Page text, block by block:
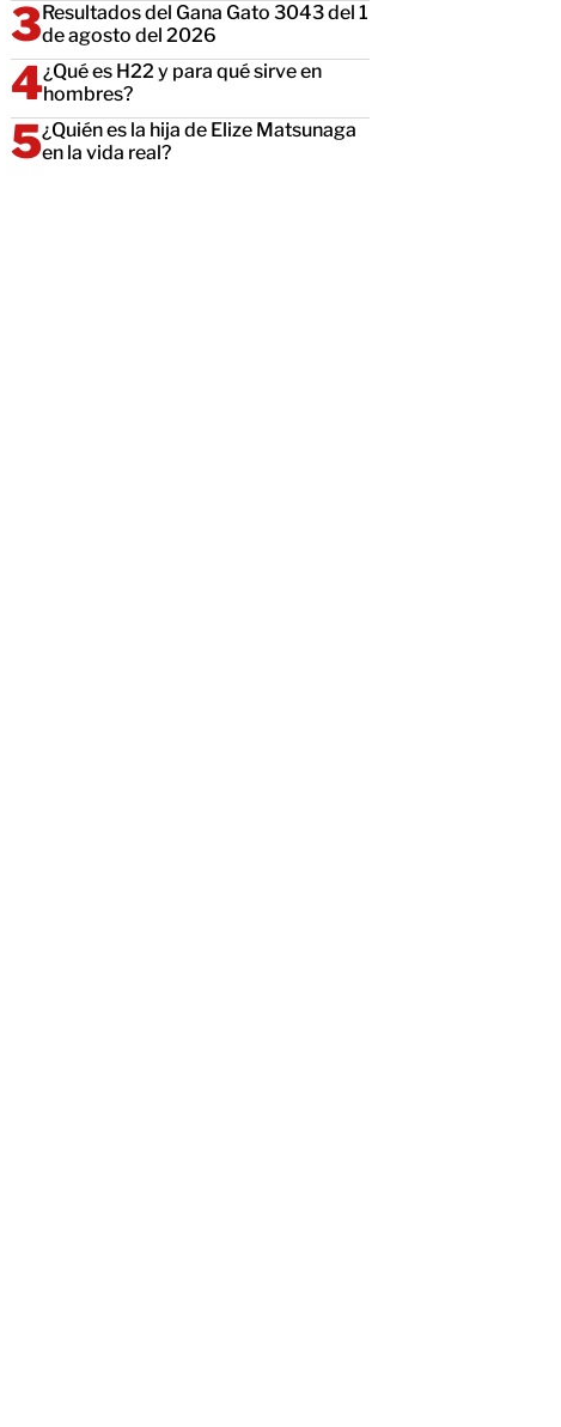
Resultados del Gana Gato 3043 del 1
de agosto del 2026
¿Qué es H22 y para qué sirve en
hombres?
¿Quién es la hija de Elize Matsunaga
en la vida real?